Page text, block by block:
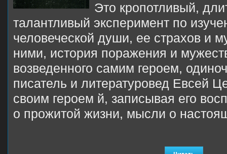
Это кропотливый,
талантливый эксперимент по
человеческой души, ее страхов и
ними, история поражения и
возведенного самим героем,
писатель и литературовед Евсей
своим героем й, записывая его
о прожитой жизни, мысли о